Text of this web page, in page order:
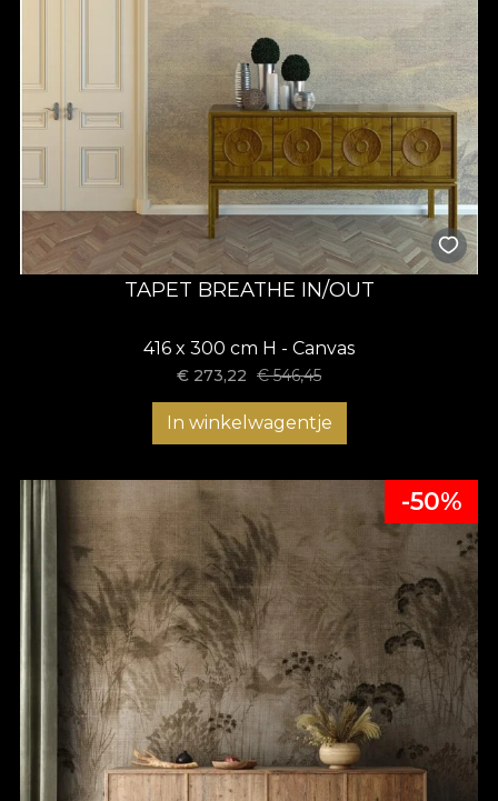
TAPET BREATHE IN/OUT
416 x 300 cm H - Canvas
€ 273,22 €546,45
In winkelwagentje
-50%